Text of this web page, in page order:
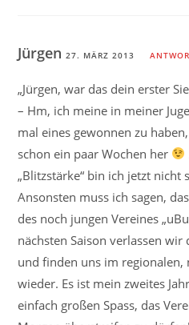
Jürgen27. MÄRZ 2013
„Jürgen, war das dein erster
– Hm, ich meine in meiner
mal eines gewonnen zu
schon ein paar Wochen her
„Blitzstärke“ bin ich jetzt nicht
Ansonsten muss ich sagen,
des noch jungen Vereines
nächsten Saison verlassen
und finden uns im regionalen,
wieder. Es ist mein zweites
einfach großen Spass, das